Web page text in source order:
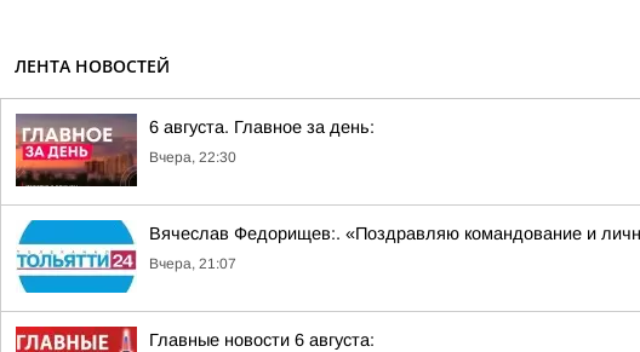
ЛЕНТА НОВОСТЕЙ
6 августа. Главное за день:
Вчера, 22:30
Вячеслав Федорищев:. «Поздравляю командование и
Вчера, 21:07
Главные новости 6 августа: